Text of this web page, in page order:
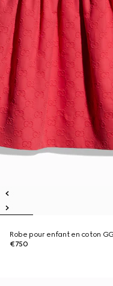
Robe pour enfant en coton GG
€750